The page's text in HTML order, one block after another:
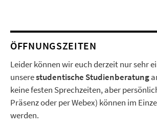
ÖFFNUNGSZEITEN
Leider können wir euch derzeit nur sehr
unserestudentische Studienberatung
keine festen Sprechzeiten, aber
Präsenz oder per Webex) können im
werden.